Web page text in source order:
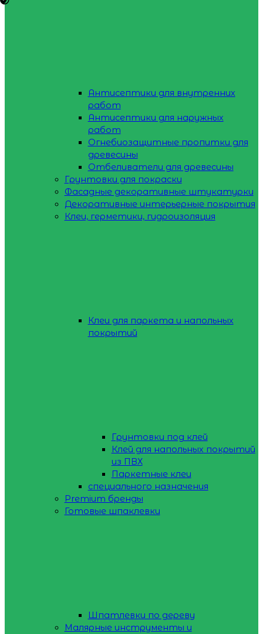
Антисептики для внутренних
работ
Антисептики для наружных
работ
Огнебиозащитные пропитки для
древесины
Отбеливатели для древесины
Грунтовки для покраски
Фасадные декоративные штукатурки
Декоративные интерьерные покрытия
Клеи, герметики, гидроизоляция
Клеи для паркета и напольных
покрытий
Грунтовки под клей
Клей для напольных покрытий
из ПВХ
Паркетные клеи
специального назначения
Premium бренды
Готовые шпаклевки
Шпатлевки по дереву
Малярные инструменты и